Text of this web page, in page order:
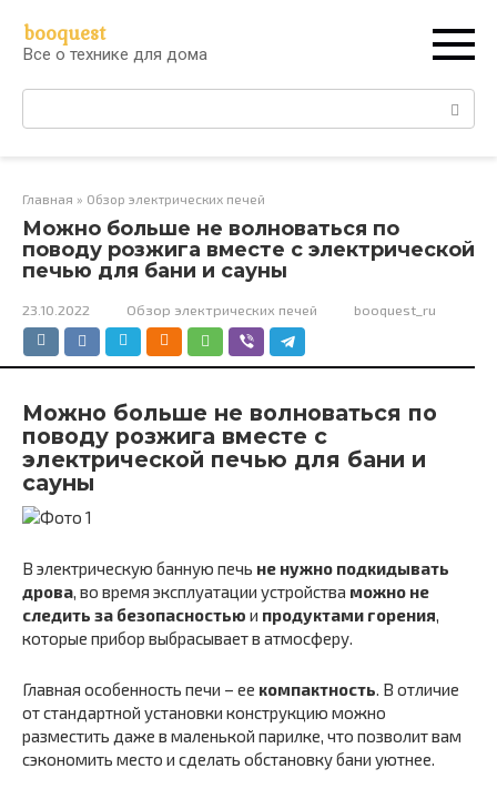
контенту
booquest
Все о технике для дома
Поиск:
Главная » Обзор электрических печей
Можно больше не волноваться по
поводу розжига вместе с электрической
печью для бани и сауны
23.10.2022 Обзор электрических печей booquest_ru
Можно больше не волноваться по
поводу розжига вместе с
электрической печью для бани и
сауны
В электрическую банную печь не нужно подкидывать
дрова, во время эксплуатации устройства можно не
следить за безопасностью и продуктами горения,
которые прибор выбрасывает в атмосферу.
Главная особенность печи – ее компактность. В отличие
от стандартной установки конструкцию можно
разместить даже в маленькой парилке, что позволит вам
сэкономить место и сделать обстановку бани уютнее.